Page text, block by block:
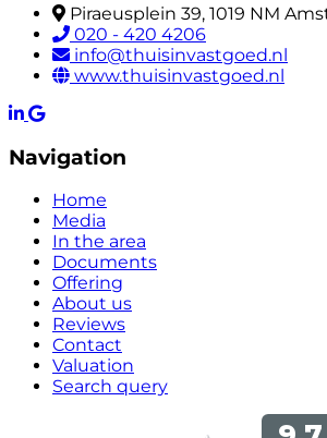
Piraeusplein 39, 1019 NM
020 - 420 4206
info@thuisinvastgoed.nl
www.thuisinvastgoed.nl
Navigation
Home
Media
In the area
Documents
Offering
About us
Reviews
Contact
Valuation
Search query